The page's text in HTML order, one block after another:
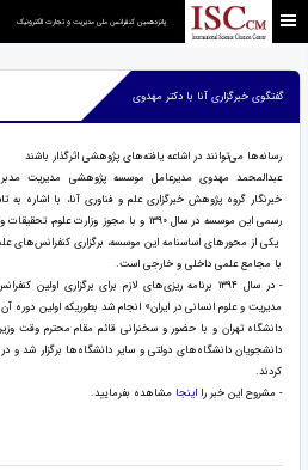
پانزدهمین کنفرانس ملی مدیریت و تجارت الکترونیک
گفتگوی خبرگزاری آنا با دکتر مهدوی
رسانه‌ها می‌توانند در اشاعه یافته‌های پژوهشی اثرگذار باشند
عبدالمحمد مهدوی مدیرعامل موسسه پژوهشی مدیریت مدبر
خبرنگار گروه پژوهش خبرگزاری علم و فناوری آنا، با اشاره
رسمی این موسسه در سال ۱۳۹۰ و با مجوز وزارت علوم،
یکی از محور‌های اساسنامه این موسسه، برگزاری کنفرانس‌های
با مجامع علمی داخلی و خارجی است.
- در سال ۱۳۹۴ برنامه ریزی‌های لازم برای برگزاری
دانشگاه تهران و با حضور و سخنرانی قائم مقام محترم وقت
دانشجویان دانشگاه‌های دولتی و سایر دانشگاه‌ها برگزار شد و
کردند.
- مشروح این خبر را اینجا مشاهده بفرمایید.